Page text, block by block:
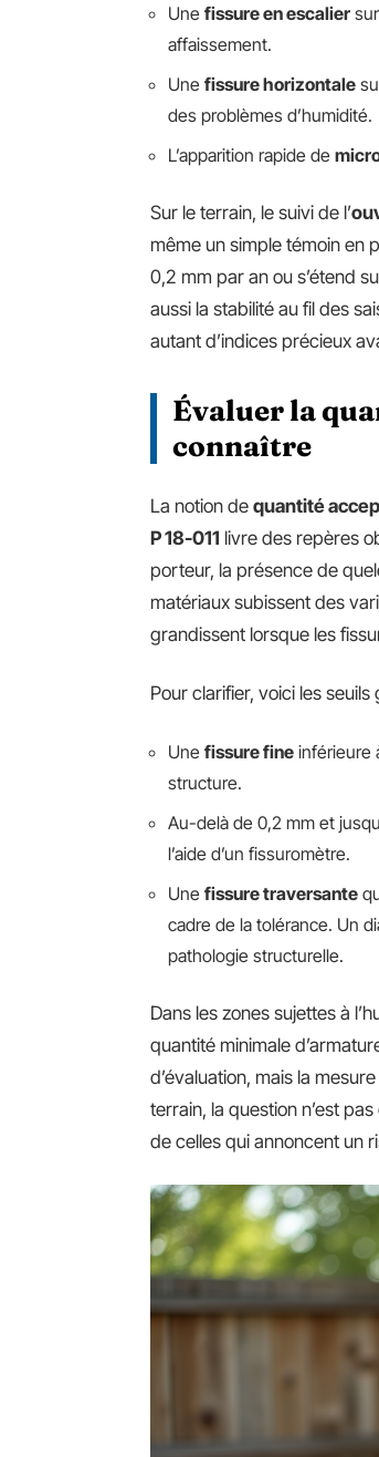
Une fissure en escalier
affaissement.
Une fissure horizontale
des problèmes d’humidité.
L’apparition rapide de
Sur le terrain, le suivi de l’
même un simple témoin en
0,2 mm par an ou s’étend
aussi la stabilité au fil des
autant d’indices précieux
Évaluer la
connaître
La notion de quantité
P 18-011 livre des repères
porteur, la présence de
matériaux subissent des
grandissent lorsque les
Pour clarifier, voici les
Une fissure fine inférieure
structure.
Au-delà de 0,2 mm et
l’aide d’un fissuromètre.
Une fissure traversante
cadre de la tolérance. Un
pathologie structurelle.
Dans les zones sujettes à
quantité minimale
d’évaluation, mais la
terrain, la question n’est
de celles qui annoncent un